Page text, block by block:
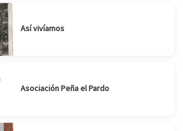
Así vivíamos
Asociación Peña el Pardo